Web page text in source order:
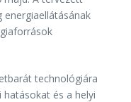
technológiára
és a helyi